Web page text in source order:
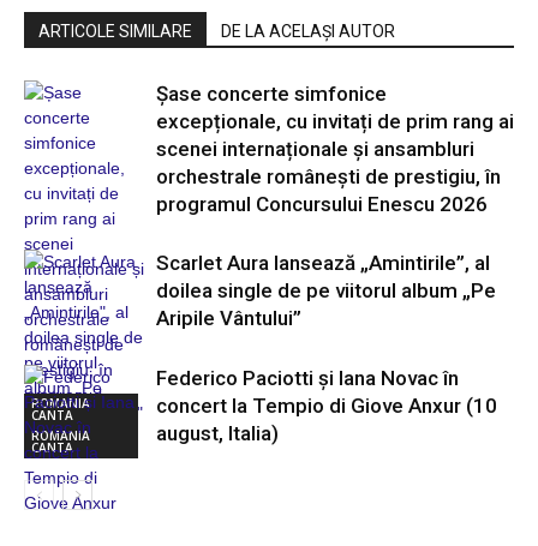
ARTICOLE SIMILARE DE LA ACELAȘI AUTOR
ROMANIA
CANTA
Șase concerte simfonice
excepționale, cu invitați de prim rang ai
scenei internaționale și ansambluri
orchestrale românești de prestigiu, în
programul Concursului Enescu 2026
ROMANIA
CANTA
Scarlet Aura lansează „Amintirile”, al
doilea single de pe viitorul album „Pe
Aripile Vântului”
Federico Paciotti și Iana Novac în
concert la Tempio di Giove Anxur (10
august, Italia)